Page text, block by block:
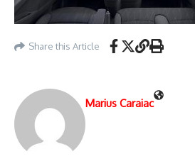
Share this Article
Marius Caraiac